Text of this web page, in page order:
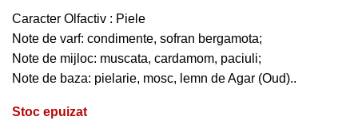
Caracter Olfactiv : Piele
Note de varf: condimente, sofran bergamota;
Note de mijloc: muscata, cardamom, paciuli;
Note de baza: pielarie, mosc, lemn de Agar (Oud)..
Stoc epuizat